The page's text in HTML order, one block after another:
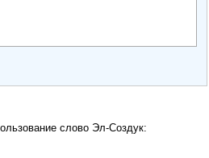
слово Эл-Создук: